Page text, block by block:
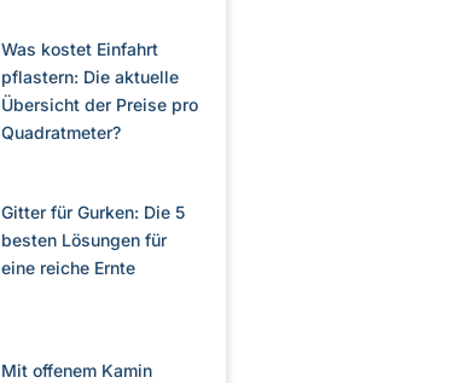
Was kostet Einfahrt
pflastern: Die aktuelle
Übersicht der Preise pro
Quadratmeter?
Gitter für Gurken: Die 5
besten Lösungen für
eine reiche Ernte
Mit offenem Kamin